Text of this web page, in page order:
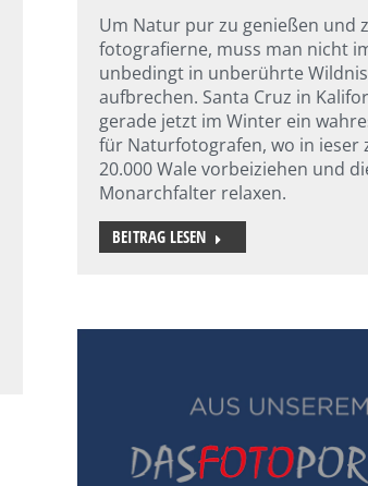
Um Natur pur zu genießen und
fotografierne, muss man nicht
unbedingt in unberührte Wildnis
aufbrechen. Santa Cruz in
gerade jetzt im Winter ein
für Naturfotografen, wo in ieser
20.000 Wale vorbeiziehen und
Monarchfalter relaxen.
BEITRAG LESEN